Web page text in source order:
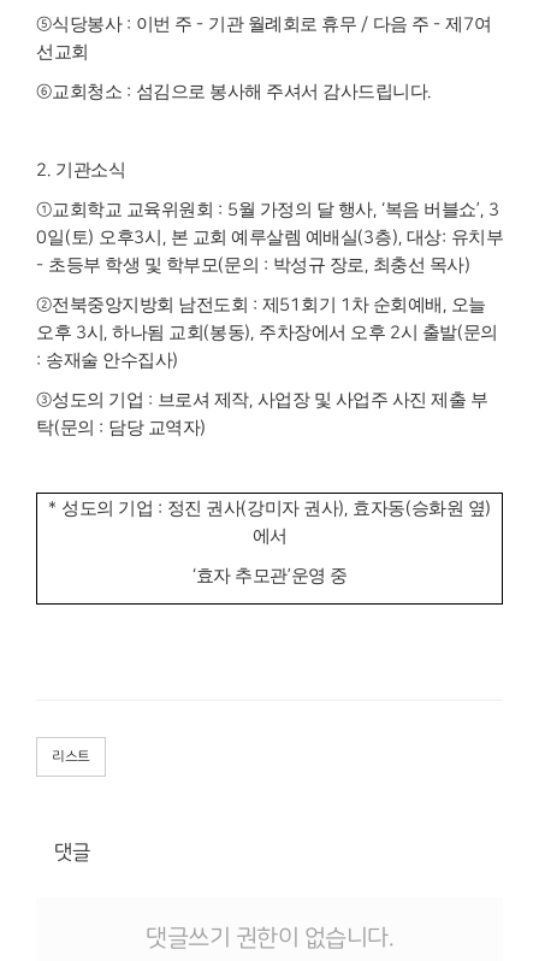
⑤식당봉사 : 이번 주 - 기관 월례회로 휴무 / 다음 주 - 제 7여
선교회
⑥교회청소 : 섬김으로 봉사해 주셔서 감사드립니다.
2. 기관소식
①교회학교 교육위원회 : 5월 가정의 달 행사, ‘복음 버블쇼’, 3
0일(토) 오후3시 , 본 교회 예루살렘 예배실(3층), 대상: 유치부
- 초등부 학생 및 학부모(문의 : 박성규 장로, 최충선 목사)
②전북중앙지방회 남전도회 : 제 51 회기 1 차 순회예배 , 오늘
오후 3시 , 하나됨 교회 (봉동), 주차장에서 오후 2시 출발(문의
: 송재술 안수집사)
③성도의 기업 : 브로셔 제작, 사업장 및 사업주 사진 제출 부
탁(문의 : 담당 교역자)
* 성도의 기업 : 정진 권사(강미자 권사), 효자동(승화원 옆)
에서
‘효자 추모관’운영 중
리스트
댓글
댓글쓰기 권한이 없습니다.